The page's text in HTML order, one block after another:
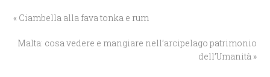
« Ciambella alla fava tonka e rum
Malta: cosa vedere e mangiare nell’arcipelago patrimonio
dell’Umanità »